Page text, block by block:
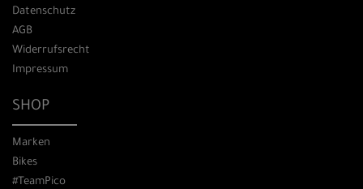
Datenschutz
AGB
Widerrufsrecht
Impressum
SHOP
Marken
Bikes
#TeamPico